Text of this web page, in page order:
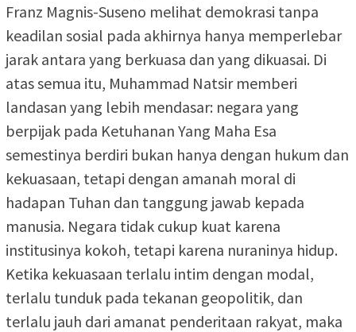
Franz Magnis-Suseno melihat demokrasi tanpa
keadilan sosial pada akhirnya hanya memperlebar
jarak antara yang berkuasa dan yang dikuasai. Di
atas semua itu, Muhammad Natsir memberi
landasan yang lebih mendasar: negara yang
berpijak pada Ketuhanan Yang Maha Esa
semestinya berdiri bukan hanya dengan hukum dan
kekuasaan, tetapi dengan amanah moral di
hadapan Tuhan dan tanggung jawab kepada
manusia. Negara tidak cukup kuat karena
institusinya kokoh, tetapi karena nuraninya hidup.
Ketika kekuasaan terlalu intim dengan modal,
terlalu tunduk pada tekanan geopolitik, dan
terlalu jauh dari amanat penderitaan rakyat, maka